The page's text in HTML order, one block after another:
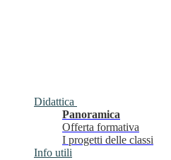
Didattica
Panoramica
Offerta formativa
I progetti delle classi
Info utili